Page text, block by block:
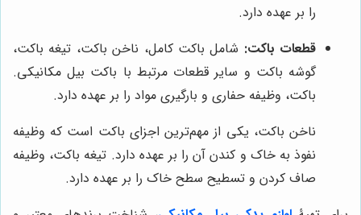
را بر عهده دارد.
قطعات باکت: شامل باکت کامل، ناخن باکت، تیغه باکت،
گوشه باکت و سایر قطعات مرتبط با باکت بیل مکانیکی.
باکت، وظیفه حفاری و بارگیری مواد را بر عهده دارد.
ناخن باکت، یکی از مهم‌ترین اجزای باکت است که وظیفه
نفوذ به خاک و کندن آن را بر عهده دارد. تیغه باکت، وظیفه
صاف کردن و تسطیح سطح خاک را بر عهده دارد.